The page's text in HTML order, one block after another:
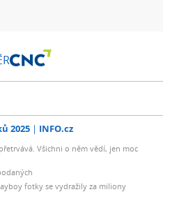
2025 INFO.cz
Všichni o něm vědí, jen moc
fotky se vydražily za miliony